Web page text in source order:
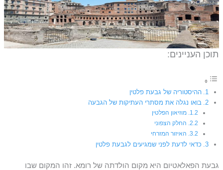
תוכן העניינים:
ההיסטוריה של גבעת פלטין
בואו נגלה את מסתרי העתיקות של הגבעה
מוזיאון הפלטין
החלק הצפוני
האיזור המזרחי
כדאי לדעת לפני שמגיעים לגבעת פלטין
גבעת הפאלאטיום היא מקום הולדתה של רומא. זהו המקום שבו